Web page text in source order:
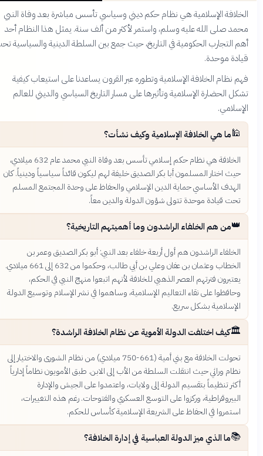
الخلافة الإسلامية هي نظام حكم ديني وسياسي تأسس مباشرة بعد وفاة النبي
محمد صلى الله عليه وسلم، واستمر لأكثر من ألف سنة. يمثل هذا النظام أحد
أهم التجارب الحكومية في التاريخ، حيث جمع بين السلطة الدينية والسياسية تحت
قيادة موحدة.
فهم نظام الخلافة الإسلامية وتطوره عبر القرون يساعدنا على استيعاب كيفية
تشكل الحضارة الإسلامية وتأثيرها على مسار التاريخ السياسي والديني للعالم
الإسلامي.
ما هي الخلافة الإسلامية وكيف نشأت؟
الخلافة هي نظام حكم إسلامي تأسس بعد وفاة النبي محمد عام 632 ميلادي،
حيث اختار المسلمون أبا بكر الصديق خليفة لهم ليكون قائداً سياسياً ودينياً. كان
الهدف الأساسي حماية الدين الإسلامي والحفاظ على وحدة المجتمع المسلم
تحت قيادة موحدة تتولى شؤون الدولة والدين معاً.
من هم الخلفاء الراشدون وما أهميتهم التاريخية؟
الخلفاء الراشدون هم أول أربعة خلفاء بعد النبي: أبو بكر الصديق وعمر بن
الخطاب وعثمان بن عفان وعلي بن أبي طالب، وحكموا من 632 إلى 661 ميلادي.
يعتبرون فترتهم العصر الذهبي للخلافة لأنهم اتبعوا منهج النبي في الحكم،
وحافظوا على نقاء التعاليم الإسلامية، وساهموا في نشر الإسلام وتوسيع الدولة
الإسلامية بشكل سريع.
كيف اختلفت الدولة الأموية عن نظام الخلافة الراشدة؟
تحولت الخلافة مع بني أمية (661-750 ميلادي) من نظام الشورى والاختيار إلى
نظام وراثي حيث انتقلت السلطة من الأب إلى الابن. طبق الأمويون نظاماً إدارياً
أكثر تنظيماً بتقسيم الدولة إلى ولايات، واعتمدوا على الجيش والإدارة
البيروقراطية، وركزوا على التوسع العسكري والفتوحات. رغم هذه التغييرات،
استمروا في الحفاظ على الشريعة الإسلامية كأساس للحكم.
ما الذي ميز الدولة العباسية في إدارة الخلافة؟